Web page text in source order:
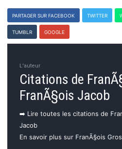
PARTAGER SUR FACEBOOK TWITTER
TUMBLR GOOGLE
L'auteur
Citations de
FranÃ§ois Jacob
➡️ Lire toutes les citations de
Jacob
En savoir plus sur FranÃ§ois